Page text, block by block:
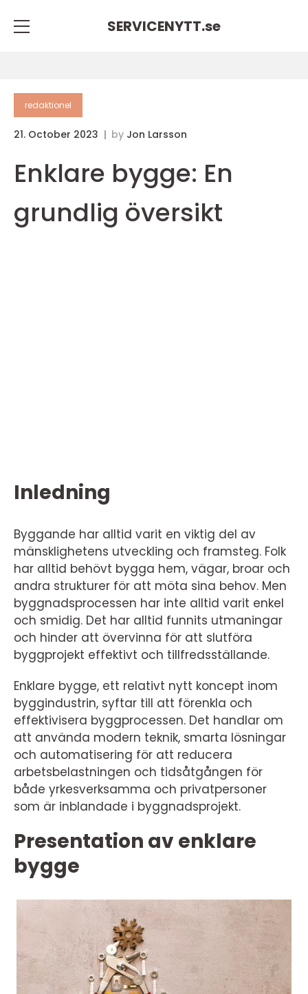
SERVICENYTT.se
redaktionel
21. October 2023 by Jon Larsson
Enklare bygge: En
grundlig översikt
Inledning
Byggande har alltid varit en viktig del av
mänsklighetens utveckling och framsteg. Folk
har alltid behövt bygga hem, vägar, broar och
andra strukturer för att möta sina behov. Men
byggnadsprocessen har inte alltid varit enkel
och smidig. Det har alltid funnits utmaningar
och hinder att övervinna för att slutföra
byggprojekt effektivt och tillfredsställande.
Enklare bygge, ett relativt nytt koncept inom
byggindustrin, syftar till att förenkla och
effektivisera byggprocessen. Det handlar om
att använda modern teknik, smarta lösningar
och automatisering för att reducera
arbetsbelastningen och tidsåtgången för
både yrkesverksamma och privatpersoner
som är inblandade i byggnadsprojekt.
Presentation av enklare
bygge